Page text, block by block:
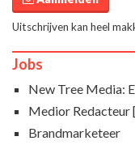
Uitschrijven kan heel
Jobs
New Tree Media:
Medior Redacteur
Brandmarketeer